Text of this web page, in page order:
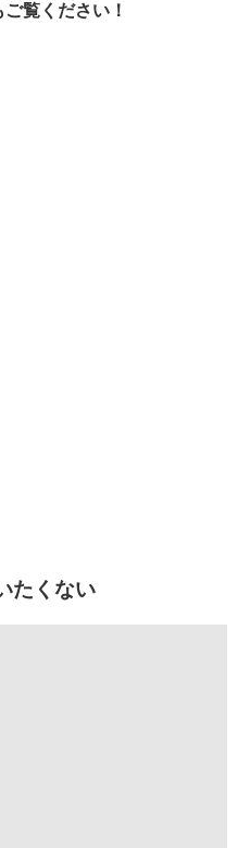
覧ください！
たくない